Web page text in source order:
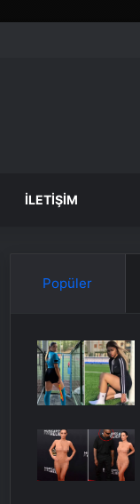
İLETIŞIM
Popüler